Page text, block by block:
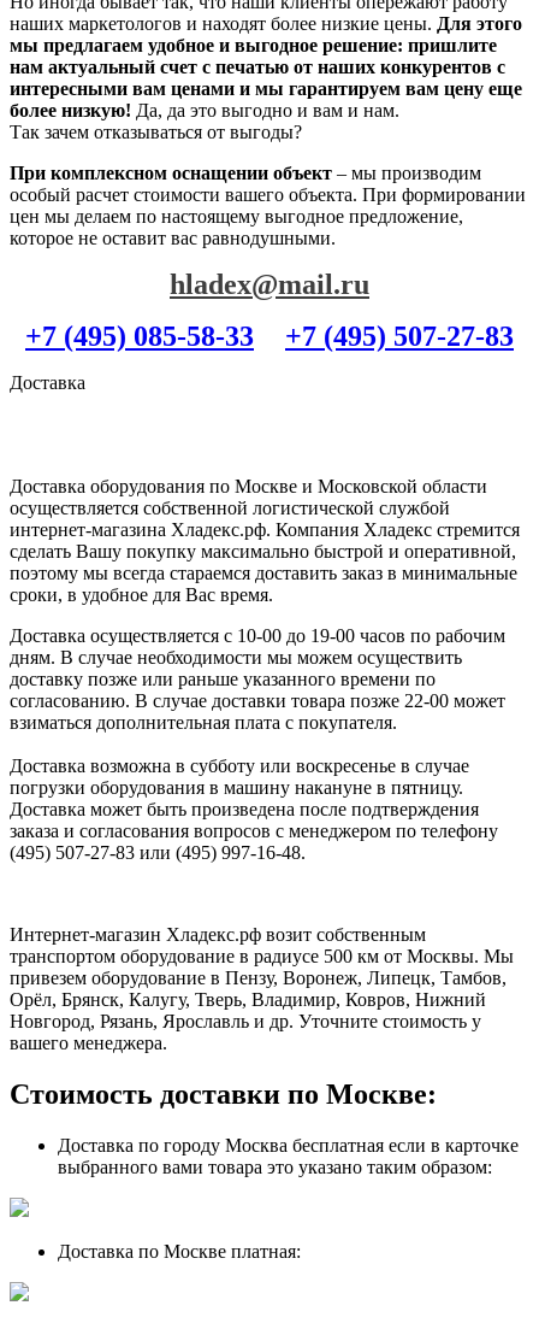
наших маркетологов и находят более низкие цены. Для этого
мы предлагаем удобное и выгодное решение: пришлите
нам актуальный счет с печатью от наших конкурентов с
интересными вам ценами и мы гарантируем вам цену еще
более низкую! Да, да это выгодно и вам и нам.
Так зачем отказываться от выгоды?
При комплексном оснащении объект – мы производим
особый расчет стоимости вашего объекта. При формировании
цен мы делаем по настоящему выгодное предложение,
которое не оставит вас равнодушными.
hladex@mail.ru
+7 (495) 085-58-33
+7 (495) 507-27-83
Доставка
Доставка оборудования по Москве и Московской области
осуществляется собственной логистической службой
интернет-магазина Хладекс.рф. Компания Хладекс стремится
сделать Вашу покупку максимально быстрой и оперативной,
поэтому мы всегда стараемся доставить заказ в минимальные
сроки, в удобное для Вас время.
Доставка осуществляется с 10-00 до 19-00 часов по рабочим
дням. В случае необходимости мы можем осуществить
доставку позже или раньше указанного времени по
согласованию. В случае доставки товара позже 22-00 может
взиматься дополнительная плата с покупателя.
Доставка возможна в субботу или воскресенье в случае
погрузки оборудования в машину накануне в пятницу.
Доставка может быть произведена после подтверждения
заказа и согласования вопросов с менеджером по телефону
(495) 507-27-83 или (495) 997-16-48.
Интернет-магазин Хладекс.рф возит собственным
транспортом оборудование в радиусе 500 км от Москвы. Мы
привезем оборудование в Пензу, Воронеж, Липецк, Тамбов,
Орёл, Брянск, Калугу, Тверь, Владимир, Ковров, Нижний
Новгород, Рязань, Ярославль и др. Уточните стоимость у
вашего менеджера.
Стоимость доставки по Москве:
Доставка по городу Москва бесплатная если в карточке
выбранного вами товара это указано таким образом:
Доставка по Москве платная: